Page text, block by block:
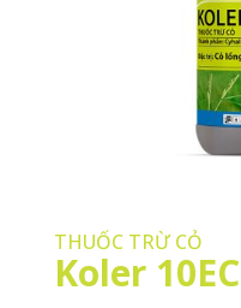
THUỐC TRỪ CỎ
Koler 10EC